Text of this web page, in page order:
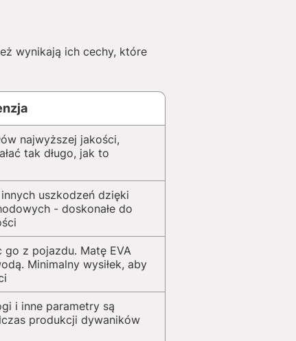
wynikają ich cechy, które
najwyższej jakości,
tak długo, jak to
uszkodzeń dzięki
- doskonałe do
z pojazdu. Matę EVA
Minimalny wysiłek, aby
i inne parametry są
produkcji dywaników